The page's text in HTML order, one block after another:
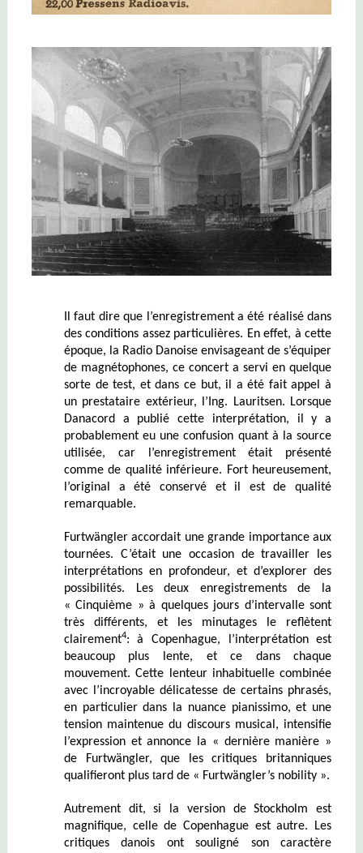
Il faut dire que l’enregistrement a été réalisé dans
des conditions assez particulières. En effet, à cette
époque, la Radio Danoise envisageant de s’équiper
de magnétophones, ce concert a servi en quelque
sorte de test, et dans ce but, il a été fait appel à
un prestataire extérieur, l’Ing. Lauritsen. Lorsque
Danacord a publié cette interprétation, il y a
probablement eu une confusion quant à la source
utilisée, car l’enregistrement était présenté
comme de qualité inférieure. Fort heureusement,
l’original a été conservé et il est de qualité
remarquable.
Furtwängler accordait une grande importance aux
tournées. C’était une occasion de travailler les
interprétations en profondeur, et d’explorer des
possibilités. Les deux enregistrements de la
« Cinquième » à quelques jours d’intervalle sont
très différents, et les minutages le reflètent
clairement4: à Copenhague, l’interprétation est
beaucoup plus lente, et ce dans chaque
mouvement. Cette lenteur inhabituelle combinée
avec l’incroyable délicatesse de certains phrasés,
en particulier dans la nuance pianissimo, et une
tension maintenue du discours musical, intensifie
l’expression et annonce la « dernière manière »
de Furtwängler, que les critiques britanniques
qualifieront plustard de « Furtwängler’s nobility ».
Autrement dit, si la version de Stockholm est
magnifique, celle de Copenhague est autre. Les
critiques danois ont souligné son caractère